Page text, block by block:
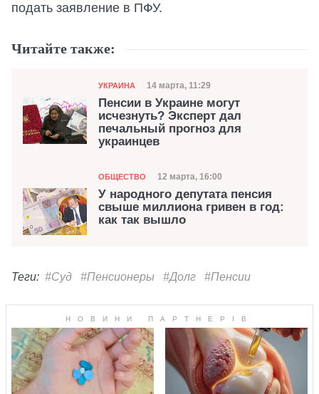
подать заявление в ПФУ.
Читайте также:
Категория
УКРАИНА Дата публикации
14 марта, 11:29
Пенсии в Украине могут
исчезнуть? Эксперт дал
печальный прогноз для
украинцев
Категория
ОБЩЕСТВО Дата публикации
12 марта, 16:00
У народного депутата пенсия
свыше миллиона гривен в год:
как так вышло
Теги: #Суд #Пенсионеры #Долг #Пенсии